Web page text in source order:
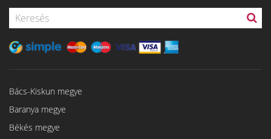
Bács-Kiskun megye
Baranya megye
Békés megye